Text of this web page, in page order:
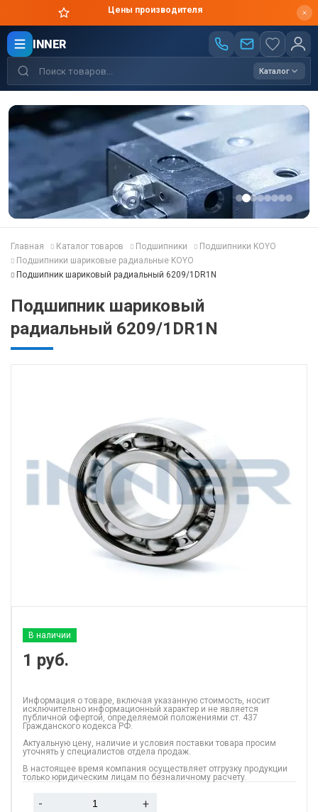
Цены производителя
INNER
Каталог
Главная Каталог товаров Подшипники
Подшипники KOYO
Подшипники шариковые радиальные KOYO
Подшипник шариковый радиальный 6209/1DR1N
Подшипник шариковый
радиальный 6209/1DR1N
В наличии
1 руб.
Информация о товаре, включая указанную стоимость, носит
исключительно информационный характер и не является
публичной офертой, определяемой положениями ст. 437
Гражданского кодекса РФ.
Актуальную цену, наличие и условия поставки товара просим
уточнять у специалистов отдела продаж.
В настоящее время компания осуществляет отгрузку продукции
только юридическим лицам по безналичному расчету.
- +